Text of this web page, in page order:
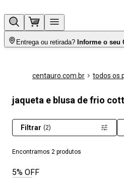
Entrega ou retirada? Informe o seu
centauro.com.br todos os
jaqueta e blusa de frio
Encontramos 2 produtos
Filtrar (2)
5% OFF